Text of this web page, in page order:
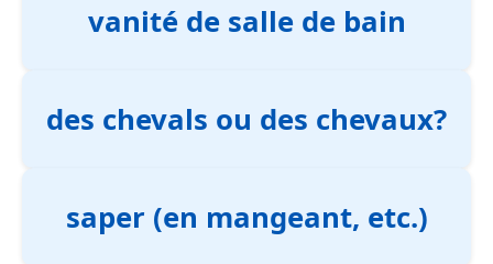
vanité de salle de bain
des chevals ou des chevaux?
saper (en mangeant, etc.)